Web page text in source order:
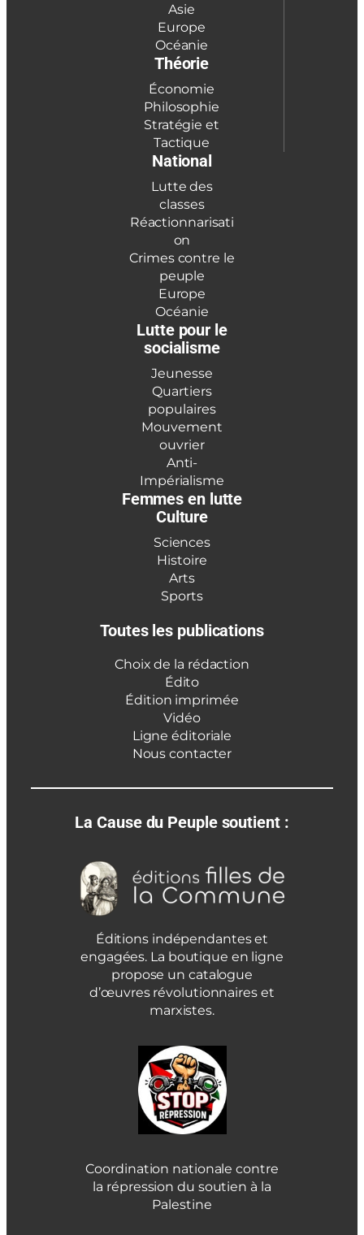
Asie
Europe
Océanie
Théorie
Économie
Philosophie
Stratégie et
Tactique
National
Lutte des
classes
Réactionnarisati
on
Crimes contre le
peuple
Europe
Océanie
Lutte pour le
socialisme
Jeunesse
Quartiers
populaires
Mouvement
ouvrier
Anti-
Impérialisme
Femmes en lutte
Culture
Sciences
Histoire
Arts
Sports
Toutes les publications
Choix de la rédaction
Édito
Édition imprimée
Vidéo
Ligne éditoriale
Nous contacter
La Cause du Peuple soutient :
Éditions indépendantes et
engagées. La boutique en ligne
propose un catalogue
d’œuvres révolutionnaires et
marxistes.
Coordination nationale contre
la répression du soutien à la
Palestine